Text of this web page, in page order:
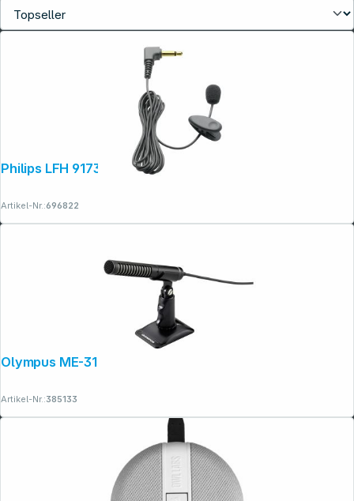
Philips LFH 9173
Artikel-Nr.:696822
Artikel-Nr.:385133